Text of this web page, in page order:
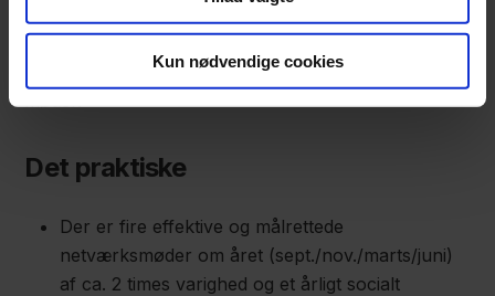
Kun nødvendige cookies
blive budt ind til et relevant indlæg. Alle medlemmer
opfordres til at komme med input til den løbende
udvikling af netværket og dermed præge retning og
møder.
Det praktiske
Der er fire effektive og målrettede
netværksmøder om året (sept./nov./marts/juni)
af ca. 2 times varighed og et årligt socialt